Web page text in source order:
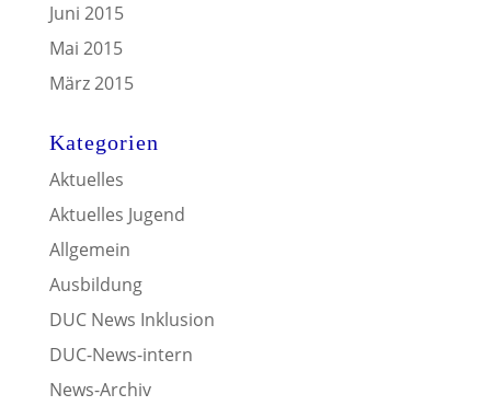
Juni 2015
Mai 2015
März 2015
Kategorien
Aktuelles
Aktuelles Jugend
Allgemein
Ausbildung
DUC News Inklusion
DUC-News-intern
News-Archiv